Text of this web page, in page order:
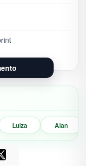
Luiza Alan